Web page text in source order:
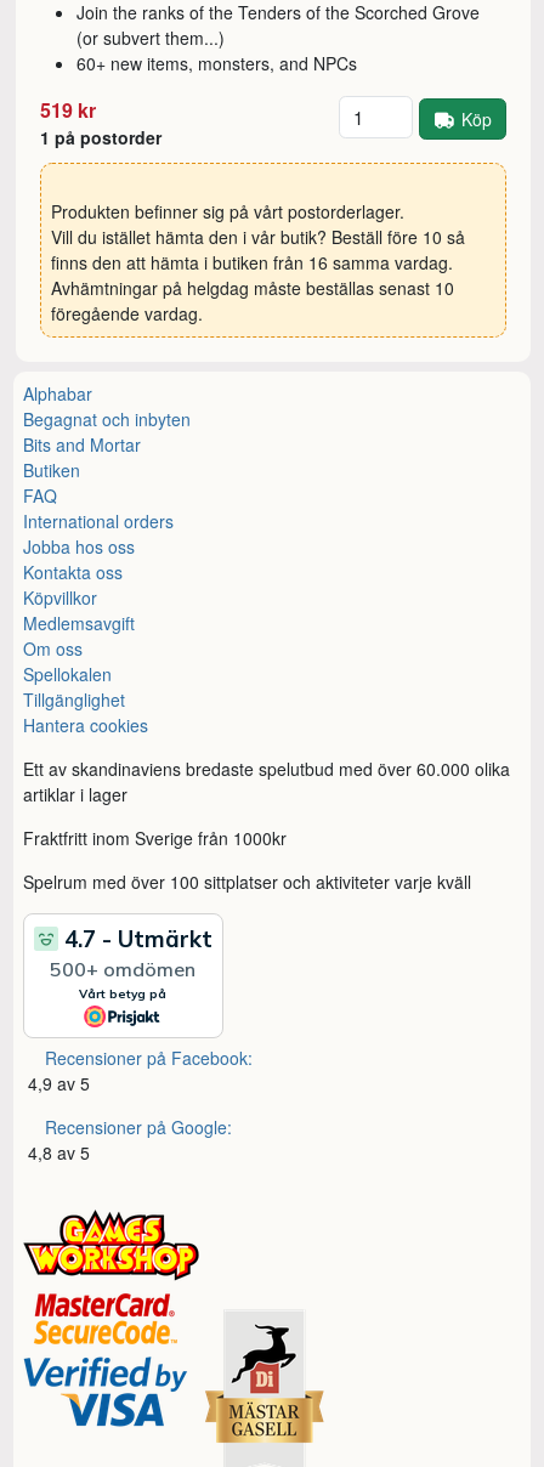
Join the ranks of the Tenders of the Scorched Grove
(or subvert them...)
60+ new items, monsters, and NPCs
519 kr
1 på postorder
Antal Köp
Produkten befinner sig på vårt postorderlager.
Vill du istället hämta den i vår butik? Beställ före 10 så
finns den att hämta i butiken från 16 samma vardag.
Avhämtningar på helgdag måste beställas senast 10
föregående vardag.
Alphabar
Begagnat och inbyten
Bits and Mortar
Butiken
FAQ
International orders
Jobba hos oss
Kontakta oss
Köpvillkor
Medlemsavgift
Om oss
Spellokalen
Tillgänglighet
Hantera cookies
Ett av skandinaviens bredaste spelutbud med över 60.000 olika
artiklar i lager
Fraktfritt inom Sverige från 1000kr
Spelrum med över 100 sittplatser och aktiviteter varje kväll
Recensioner på Facebook:
4,9 av 5
Recensioner på Google:
4,8 av 5